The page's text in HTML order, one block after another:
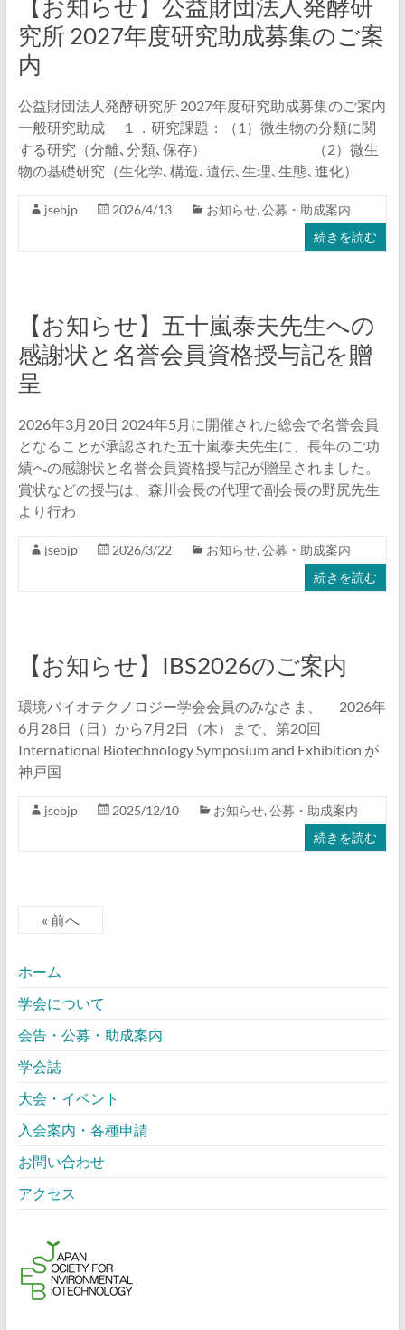
【お知らせ】公益財団法人発酵研
究所 2027年度研究助成募集のご案
内
公益財団法人発酵研究所 2027年度研究助成募集のご案内
一般研究助成 １．研究課題：（1）微生物の分類に関
する研究（分離､分類､保存） （2）微生
物の基礎研究（生化学､構造､遺伝､生理､生態､進化）
jsebjp 2026/4/13 お知らせ, 公募・助成案内
続きを読む
【お知らせ】五十嵐泰夫先生への
感謝状と名誉会員資格授与記を贈
呈
2026年3月20日 2024年5月に開催された総会で名誉会員
となることが承認された五十嵐泰夫先生に、長年のご功
績への感謝状と名誉会員資格授与記が贈呈されました。
賞状などの授与は、森川会長の代理で副会長の野尻先生
より行わ
jsebjp 2026/3/22 お知らせ, 公募・助成案内
続きを読む
【お知らせ】IBS2026のご案内
環境バイオテクノロジー学会会員のみなさま、 2026年
6月28日（日）から7月2日（木）まで、第20回
International Biotechnology Symposium and Exhibition が
神戸国
jsebjp 2025/12/10 お知らせ, 公募・助成案内
続きを読む
« 前へ
ホーム
学会について
会告・公募・助成案内
学会誌
大会・イベント
入会案内・各種申請
お問い合わせ
アクセス